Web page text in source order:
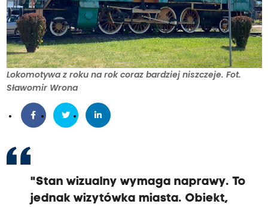
Lokomotywa z roku na rok coraz bardziej niszczeje. Fot.
Sławomir Wrona
"Stan wizualny wymaga naprawy. To
jednak wizytówka miasta. Obiekt,